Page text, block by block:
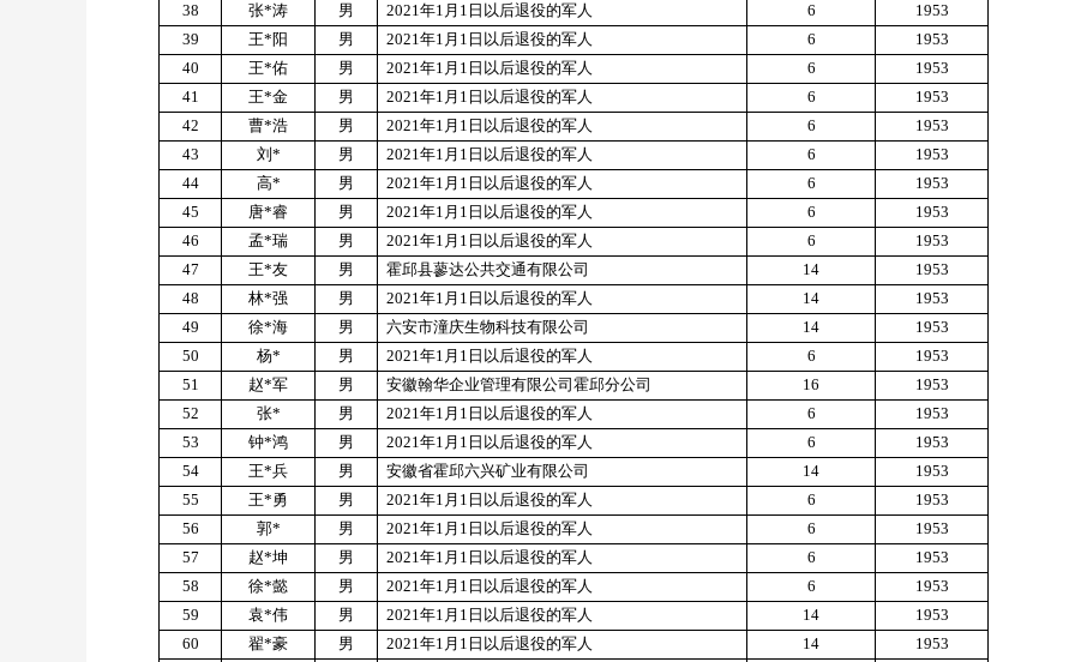
38
张*涛 男 2021年1 月 1 日以后退役的军人 6
1953
39
王*阳 男 2021年1 月 1 日以后退役的军人 6
1953
40
王*佑 男 2021年1 月 1 日以后退役的军人 6
1953
41
王*金 男 2021年1 月 1 日以后退役的军人 6
1953
42
曹*浩 男 2021年1 月 1 日以后退役的军人 6
1953
43
刘 * 男 2021年1 月 1 日以后退役的军人 6
1953
44
高* 男 2021年1 月 1 日以后退役的军人 6
1953
45
唐*睿 男 2021年1 月 1 日以后退役的军人 6
1953
46
孟*瑞 男 2021年1 月 1 日以后退役的军人 6
1953
47
王*友 男 霍邱县蓼达公共交通有限公司 14
1953
48
林*强 男 2021年1 月 1 日以后退役的军人 14
1953
49
徐*海 男 六安市潼庆生物科技有限公司 14
1953
50
杨* 男 2021年1 月 1 日以后退役的军人 6
1953
51
赵*军 男 安徽翰华企业管理有限公司霍邱分公司 16
1953
52
张* 男 2021年1 月 1 日以后退役的军人 6
1953
53
钟*鸿 男 2021年1 月 1 日以后退役的军人 6
1953
54
王*兵 男 安徽省霍邱六兴矿业有限公司 14
1953
55
王*勇 男 2021年1 月 1 日以后退役的军人 6
1953
56
郭* 男 2021年1 月 1 日以后退役的军人 6
1953
57
赵*坤 男 2021年1 月 1 日以后退役的军人 6
1953
58
徐*懿 男 2021年1 月 1 日以后退役的军人 6
1953
59
袁*伟 男 2021年1 月 1 日以后退役的军人 14
1953
60
翟*豪 男 2021年1 月 1 日以后退役的军人 14
1953